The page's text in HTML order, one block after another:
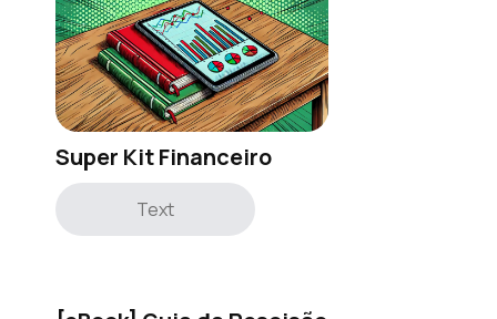
Super Kit Financeiro
Text